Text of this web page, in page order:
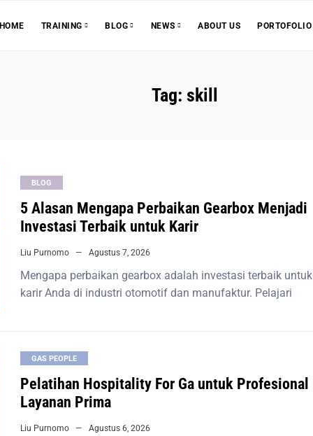
HOME TRAINING BLOG NEWS ABOUT US PORTOFOLIO
Tag: skill
BLOG
5 Alasan Mengapa Perbaikan Gearbox Menjadi
Investasi Terbaik untuk Karir
Liu Purnomo Agustus 7, 2026
Mengapa perbaikan gearbox adalah investasi terbaik untuk
karir Anda di industri otomotif dan manufaktur. Pelajari
GAS PEOPLE
Pelatihan Hospitality For Ga untuk Profesional
Layanan Prima
Liu Purnomo Agustus 6, 2026